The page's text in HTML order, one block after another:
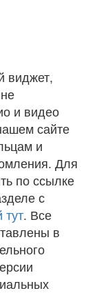
виджет,
и видео
сайте
и
Для
по ссылке
с
. Все
в